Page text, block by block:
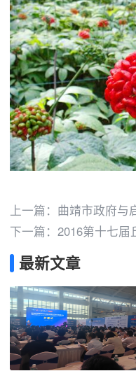
上一篇： 曲靖市政府与
下一篇：2016第十七届
最新文章